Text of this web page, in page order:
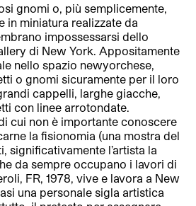
gnomi o, più semplicemente,
in miniatura realizzate da
impossessarsi dello
di New York. Appositamente
nello spazio newyorchese,
o gnomi sicuramente per il loro
cappelli, larghe giacche,
con linee arrotondate.
cui non è importante conoscere
la fisionomia (una mostra del
significativamente l’artista la
da sempre occupano i lavori di
FR, 1978, vive e lavora a New
una personale sigla artistica